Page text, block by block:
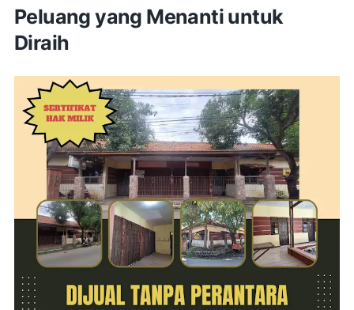
Peluang yang Menanti untuk
Diraih